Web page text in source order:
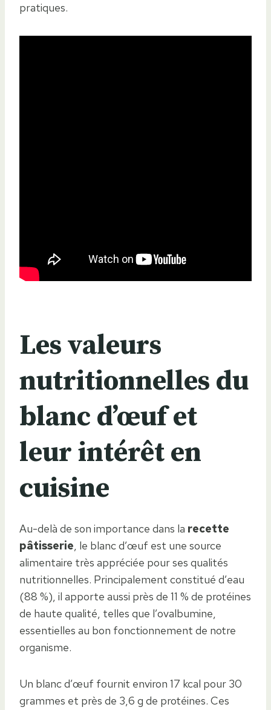
pratiques.
Les valeurs
nutritionnelles du
blanc d’œuf et
leur intérêt en
cuisine
Au-delà de son importance dans la recette
pâtisserie, le blanc d’œuf est une source
alimentaire très appréciée pour ses qualités
nutritionnelles. Principalement constitué d’eau
(88 %), il apporte aussi près de 11 % de protéines
de haute qualité, telles que l’ovalbumine,
essentielles au bon fonctionnement de notre
organisme.
Un blanc d’œuf fournit environ 17 kcal pour 30
grammes et près de 3,6 g de protéines. Ces